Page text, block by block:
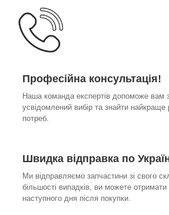
Професійна консультація!
Наша команда експертів допоможе вам
усвідомлений вибір та знайти
потреб.
Швидка відправка по
Ми відправляємо запчастини зі свого
більшості випадків, ви можете
наступного дня після покупки.